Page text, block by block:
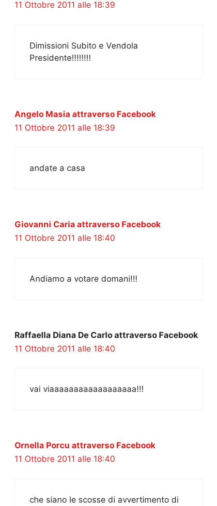
11 Ottobre 2011 alle 18:39
Dimissioni Subito e Vendola
Presidente!!!!!!!!
Angelo Masia attraverso Facebook
11 Ottobre 2011 alle 18:39
andate a casa
Giovanni Caria attraverso Facebook
11 Ottobre 2011 alle 18:40
Andiamo a votare domani!!!
Raffaella Diana De Carlo attraverso Facebook
11 Ottobre 2011 alle 18:40
vai viaaaaaaaaaaaaaaaaaa!!!
Ornella Porcu attraverso Facebook
11 Ottobre 2011 alle 18:40
che siano le scosse di avvertimento di